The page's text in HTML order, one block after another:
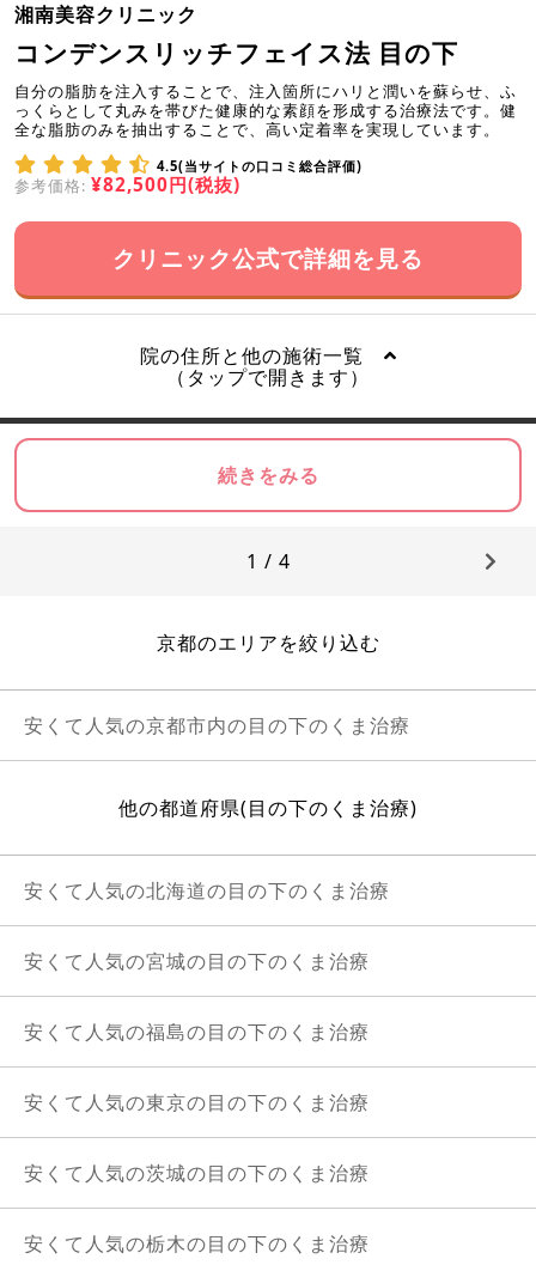
湘南美容クリニック
コンデンスリッチフェイス法 目の下
自分の脂肪を注入することで、注入箇所にハリと潤いを蘇らせ、ふ
っくらとして丸みを帯びた健康的な素顔を形成する治療法です。健
全な脂肪のみを抽出することで、高い定着率を実現しています。
4.5(当サイトの口コミ総合評価)
参考価格: ¥82,500円(税抜)
クリニック公式で詳細を見る
院の住所と他の施術一覧
（タップで開きます）
続きをみる
1 / 4
京都のエリアを絞り込む
安くて人気の京都市内の目の下のくま治療
他の都道府県(目の下のくま治療)
安くて人気の北海道の目の下のくま治療
安くて人気の宮城の目の下のくま治療
安くて人気の福島の目の下のくま治療
安くて人気の東京の目の下のくま治療
安くて人気の茨城の目の下のくま治療
安くて人気の栃木の目の下のくま治療